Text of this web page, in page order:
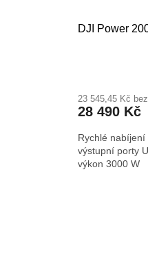
DJI Power
23 545,45 Kč
28 490 Kč
Rychlé
výstupní porty
výkon 3000 W